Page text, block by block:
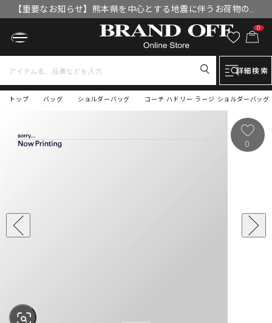
【重要なお知らせ】熊本県を中心とする地震に伴うお荷物のお
届けについて
0
詳細検索
トップ コーチ ハドリー ラージ ショルダーバッ
バッグ ショルダーバッグ
0